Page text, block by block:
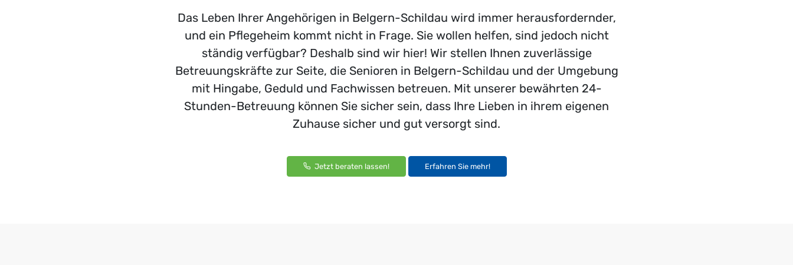
Das Leben Ihrer Angehörigen in Belgern-Schildau wird immer herausfordernder,
und ein Pflegeheim kommt nicht in Frage. Sie wollen helfen, sind jedoch nicht
ständig verfügbar? Deshalb sind wir hier! Wir stellen Ihnen zuverlässige
Betreuungskräfte zur Seite, die Senioren in Belgern-Schildau und der Umgebung
mit Hingabe, Geduld und Fachwissen betreuen. Mit unserer bewährten 24-
Stunden-Betreuung können Sie sicher sein, dass Ihre Lieben in ihrem eigenen
Zuhause sicher und gut versorgt sind.
Jetzt beraten lassen! Erfahren Sie mehr!